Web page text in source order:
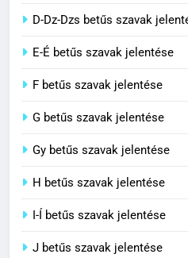
3
4
5
D-Dz-Dzs betűs szavak
E-É betűs szavak jelentése
F betűs szavak jelentése
G betűs szavak jelentése
Gy betűs szavak jelentése
H betűs szavak jelentése
I-Í betűs szavak jelentése
J betűs szavak jelentése